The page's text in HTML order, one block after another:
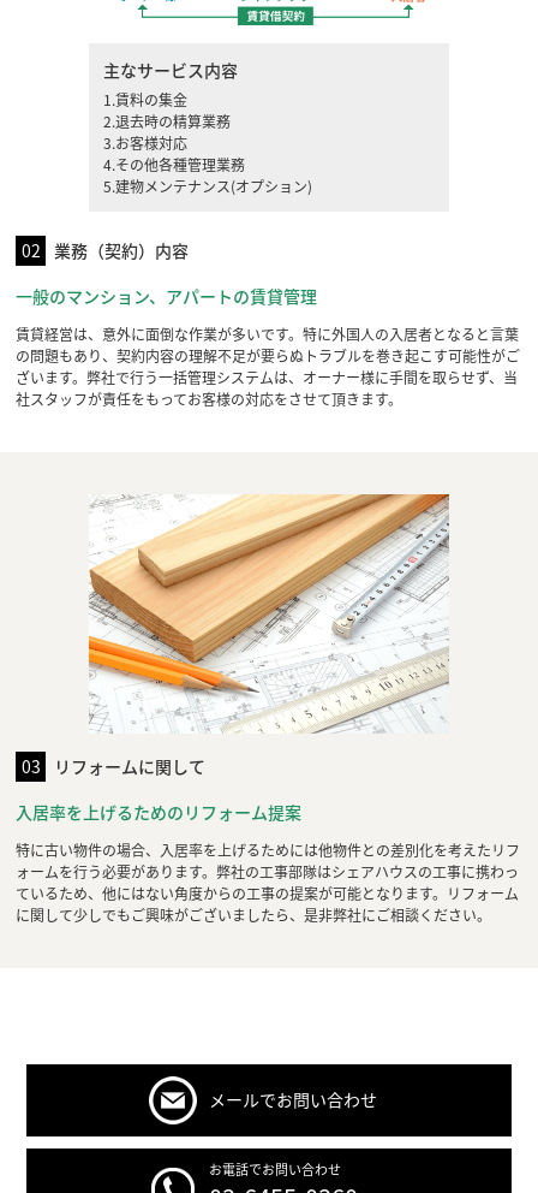
主なサービス内容
1.賃料の集金
2.退去時の精算業務
3.お客様対応
4.その他各種管理業務
5.建物メンテナンス(オプション)
02
業務（契約）内容
一般のマンション、アパートの賃貸管理
賃貸経営は、意外に面倒な作業が多いです。特に外国人の入居者となると言葉
の問題もあり、契約内容の理解不足が要らぬトラブルを巻き起こす可能性がご
ざいます。弊社で行う一括管理システムは、オーナー様に手間を取らせず、当
社スタッフが責任をもってお客様の対応をさせて頂きます。
03
リフォームに関して
入居率を上げるためのリフォーム提案
特に古い物件の場合、入居率を上げるためには他物件との差別化を考えたリフ
ォームを行う必要があります。弊社の工事部隊はシェアハウスの工事に携わっ
ているため、他にはない角度からの工事の提案が可能となります。リフォーム
に関して少しでもご興味がございましたら、是非弊社にご相談ください。
メールでお問い合わせ
お電話でお問い合わせ